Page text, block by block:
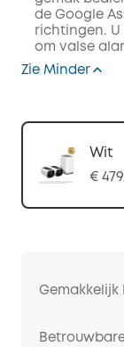
de Google
richtingen.
om valse
Zie Minder
Wit
€
Gemakkelijk